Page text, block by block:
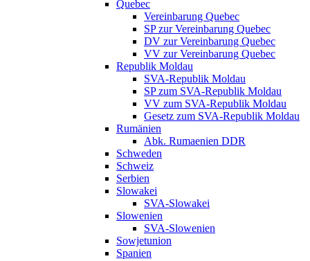
Quebec
Vereinbarung Quebec
SP zur Vereinbarung Quebec
DV zur Vereinbarung Quebec
VV zur Vereinbarung Quebec
Republik Moldau
SVA-Republik Moldau
SP zum SVA-Republik Moldau
VV zum SVA-Republik Moldau
Gesetz zum SVA-Republik Moldau
Rumänien
Abk. Rumaenien DDR
Schweden
Schweiz
Serbien
Slowakei
SVA-Slowakei
Slowenien
SVA-Slowenien
Sowjetunion
Spanien